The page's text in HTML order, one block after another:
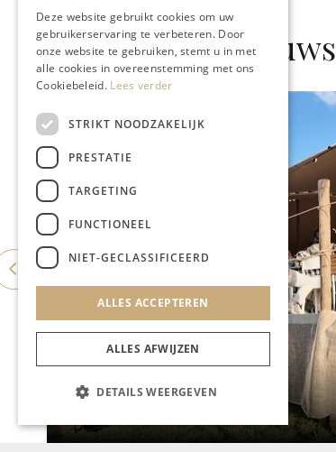
Gerelateerd nieuws
CHAPEAU TV
Deze website gebruikt cookies om uw
gebruikerservaring te verbeteren. Door
onze website te gebruiken, stemt u in met
alle cookies in overeenstemming met ons
Cookiebeleid. Lees verder
STRIKT NOODZAKELIJK
PRESTATIE
TARGETING
FUNCTIONEEL
NIET-GECLASSIFICEERD
ALLES ACCEPTEREN
ALLES AFWIJZEN
DETAILS WEERGEVEN